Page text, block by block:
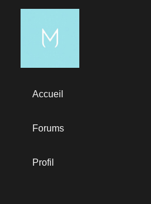
Accueil
Forums
Profil